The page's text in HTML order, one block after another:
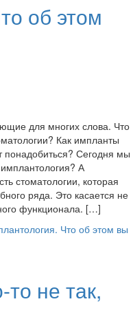
об этом
для многих слова. Что
Как импланты
понадобиться? Сегодня мы
А
стоматологии, которая
ряда. Это касается не
функционала. […]
Что об этом вы
не так,